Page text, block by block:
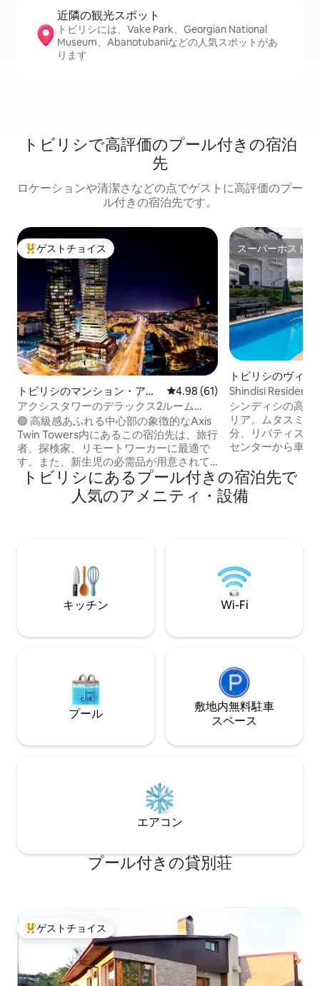
近隣の観光ス⁠ポ⁠ッ⁠ト
トビリシには、Vake Park、Georgian National
Museum、Abanotubaniなどの人気スポットがあ
ります
トビリシで高評価のプール付きの宿泊
先
ロケーションや清潔さなどの点でゲストに高評価のプー
ル付きの宿泊先です。
大好評のゲストチョイスです。
ゲストチョイス
トビリシのマンション・アパ
ート
レビュー61件、5つ星中4.98つ
4.98 (61)
アクシスタワーのデラックス2ルーム
60m²マウンテンビュー
🟢 高級感あふれる中心部の象徴的なAxis
Twin Towers内にあるこの宿泊先は、旅行
者、探検家、リモートワーカーに最適で
す。また、新生児の必需品が用意されて
いるため、新しい家族の誕生を迎えに来
られるゲストにも理想的です。 🟢 一部の
ゲストレビューからは、より有益な情報
ン！デジタルノマドが夢見るAirbnbの宿
泊先 ★ 細部までこだわり抜いています ★
24時間365日営業のスーパー、さまざま
なお食事のオプション
スーパーホスト
スーパーホスト
トビリシのヴィラ
Shindisi
ファミリーヴィラ
シンディシの高級
リア。ムタスミ
分、リバティスク
センターから車で
バロック様式の要
のベッド、暖炉と
ークなワインセラ
はVIPクラスです
コンが備わってお
眺められるバルコ
トビリシにあるプール付きの宿泊先で
人気のアメニティ・設備
キッチン Wi-Fi
プール
敷地内無料駐⁠車
ス⁠ペ⁠ー⁠ス
エアコン
プール付きの貸別荘
大好評のゲストチョイスです。
ゲストチョイス